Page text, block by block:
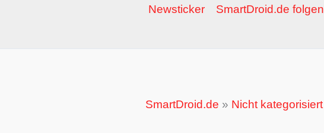
Newsticker SmartDroid.de folgen
SmartDroid.de » Nicht kategorisiert